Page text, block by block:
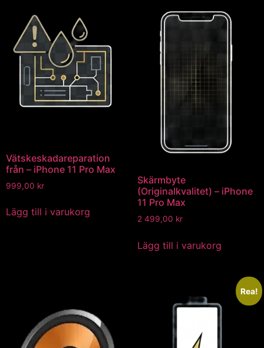
Vätskeskadareparation
från – iPhone 11 Pro Max
999,00 kr
Lägg till i varukorg
Skärmbyte
(Originalkvalitet) – iPhone
11 Pro Max
2 499,00 kr
Lägg till i varukorg
Rea!